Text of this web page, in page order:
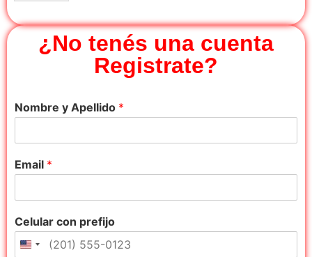
e
¿No tenés una cuenta
Registrate?
Nombre y Apellido *
Email *
Celular con prefijo